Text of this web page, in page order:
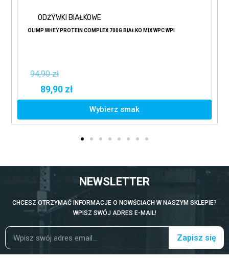
ODŻYWKI BIAŁKOWE
OLIMP WHEY PROTEIN COMPLEX 700G BIAŁKO MIX WPC WPI
94,90 zł
89,90 zł
Wybierz smak
NEWSLETTER
CHCESZ OTRZYMAĆ INFORMACJE O NOWŚCIACH W NASZYM SKLEPIE?
WPISZ SWÓJ ADRES E-MAIL!
Zapisz się